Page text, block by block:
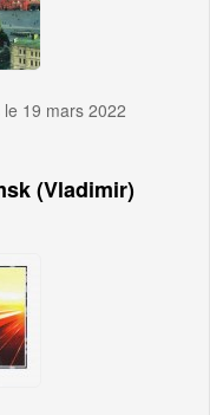
19 mars 2022
(Vladimir)